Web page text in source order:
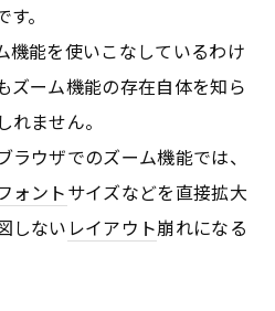
。
機能を使いこなしているわけ
ズーム機能の存在自体を知ら
ません。
ラウザでのズーム機能では、
ォントサイズなどを直接拡大
しない レイアウト崩れになる